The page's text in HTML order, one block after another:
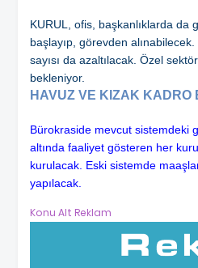
KURUL, ofis, başkanlıklarda da
başlayıp, görevden
sayısı da azaltılacak. Özel
bekleniyor.
HAVUZ VE KIZAK KADRO
Bürokraside mevcut sistemdeki
altında faaliyet gösteren her
kurulacak. Eski sistemde
yapılacak.
Konu Alt Reklam